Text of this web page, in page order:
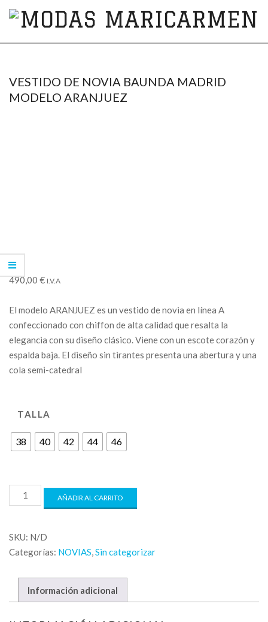
MODAS
VESTIDO DE NOVIA BAUNDA MADRID
MODELO ARANJUEZ
490,00 € I.V.A
El modelo ARANJUEZ es un vestido de novia en línea A
confeccionado con chiffon de alta calidad que resalta la
elegancia con su diseño clásico. Viene con un escote corazón y
espalda baja. El diseño sin tirantes presenta una abertura y una
cola semi-catedral
TALLA
38 40 42 44 46
AÑADIR AL CARRITO
SKU: N/D
Categorías: NOVIAS,Sin categorizar
Información adicional